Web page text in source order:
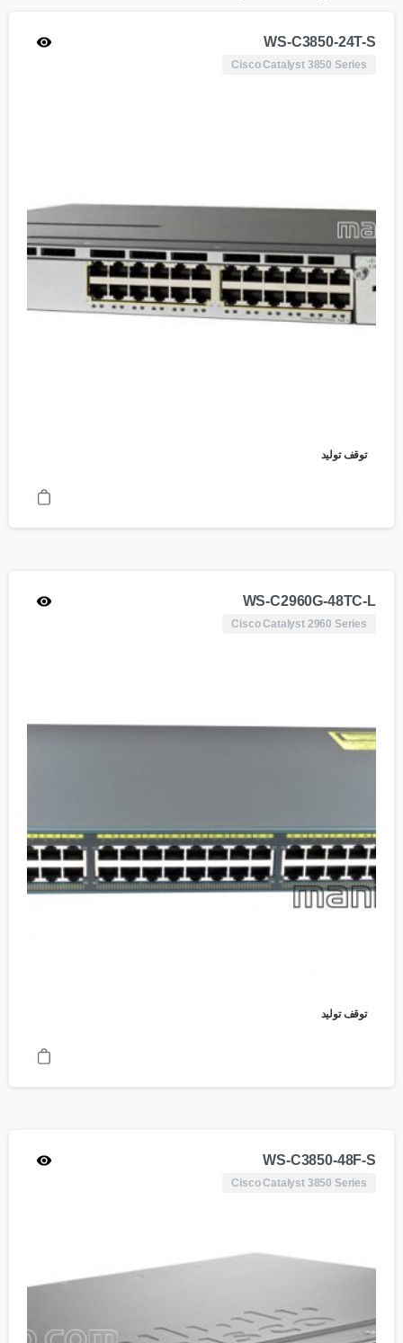
WS-C3850-24T-S
Cisco Catalyst 3850 Series
توقف تولید
WS-C2960G-48TC-L
Cisco Catalyst 2960 Series
توقف تولید
WS-C3850-48F-S
Cisco Catalyst 3850 Series